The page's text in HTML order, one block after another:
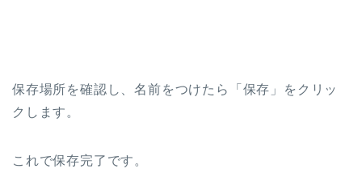
保存場所を確認し、名前をつけたら「保存」をクリッ
クします。
これで保存完了です。